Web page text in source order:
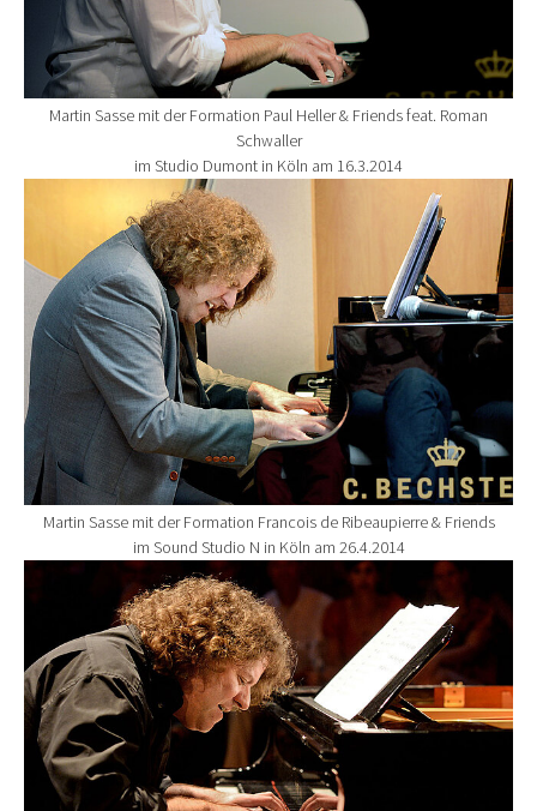
Martin Sasse mit der Formation Paul Heller & Friends feat. Roman
Schwaller
im Studio Dumont in Köln am 16.3.2014
Show larger version for:
Martin Sasse mit der Formation Francois de Ribeaupierre & Friends
im Sound Studio N in Köln am 26.4.2014
Show larger version for: